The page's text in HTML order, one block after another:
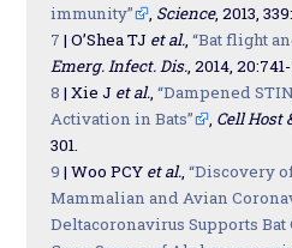
immunity”
, Science, 2013,
7 | O’Shea TJ et al.,“Bat flight
Emerg. Infect. Dis., 2014,
8 | Xie J et al.,“Dampened
Activation in Bats”
, Cell Host
301.
9 | Woo PCY et al.,“Discovery
Mammalian and Avian
Deltacoronavirus Supports Bat